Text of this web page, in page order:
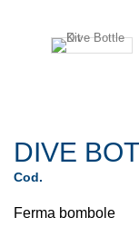
DIVE
Cod.
Ferma bombole